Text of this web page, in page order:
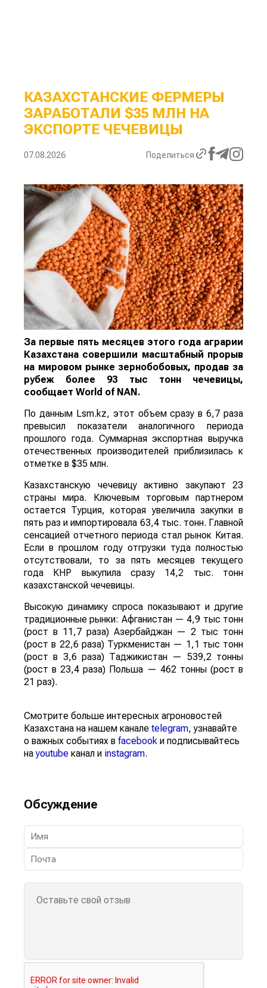
КАЗАХСТАНСКИЕ ФЕРМЕРЫ
ЗАРАБОТАЛИ $35 МЛН НА
ЭКСПОРТЕ ЧЕЧЕВИЦЫ
07.08.2026 Поделиться
За первые пять месяцев этого года аграрии
Казахстана совершили масштабный прорыв
на мировом рынке зернобобовых, продав за
рубеж более 93 тыс тонн чечевицы,
сообщает World of NAN .
По данным Lsm.kz, этот объем сразу в 6,7 раза
превысил показатели аналогичного периода
прошлого года. Суммарная экспортная выручка
отечественных производителей приблизилась к
отметке в $35 млн.
Казахстанскую чечевицу активно закупают 23
страны мира. Ключевым торговым партнером
остается Турция, которая увеличила закупки в
пять раз и импортировала 63,4 тыс. тонн. Главной
сенсацией отчетного периода стал рынок Китая.
Если в прошлом году отгрузки туда полностью
отсутствовали, то за пять месяцев текущего
года КНР выкупила сразу 14,2 тыс. тонн
казахстанской чечевицы.
Высокую динамику спроса показывают и другие
традиционные рынки: Афганистан — 4,9 тыс тонн
(рост в 11,7 раза) Азербайджан — 2 тыс тонн
(рост в 22,6 раза) Туркменистан — 1,1 тыс тонн
(рост в 3,6 раза) Таджикистан — 539,2 тонны
(рост в 23,4 раза) Польша — 462 тонны (рост в
21 раз).
Смотрите больше интересных агроновостей
Казахстана на нашем канале telegram, узнавайте
о важных событиях в facebook и подписывайтесь
наyoutube канал и instagram.
Обсуждение